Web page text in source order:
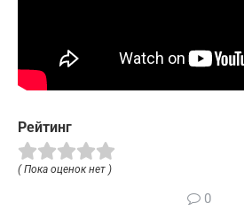
Рейтинг
( Пока оценок нет )
0